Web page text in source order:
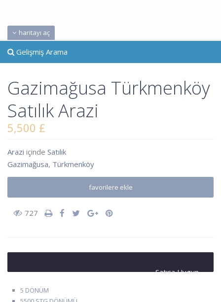
haritayı aç
Gelişmiş Arama
Gazimağusa Türkmenköy
Satılık Arazi
5,500 £
Arazi içinde Satılık
Gazimağusa, Türkmenköy
favorilere ekle
727
Satışa Uygun
5 DÖNÜM